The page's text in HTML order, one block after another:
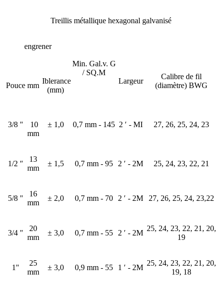
Treillis métallique hexagonal galvanisé
engrener
Min. Gal.v. G
/ SQ.M
Pouce mm
Iblerance
(mm)
Largeur
Calibre de fil
(diamètre) BWG
3/8 "
10
mm
± 1,0 0,7 mm - 145 2 ′ - MI 27, 26, 25, 24, 23
1/2 ″
13
mm
± 1,5 0,7 mm - 95 2 ′ - 2M 25, 24, 23, 22, 21
5/8 "
16
mm
± 2,0 0,7 mm - 70 2 ′ - 2M 27, 26, 25, 24, 23,22
3/4 "
20
mm
± 3,0 0,7 mm - 55 2 ′ - 2M
25, 24, 23, 22, 21, 20,
19
1"
25
mm
± 3,0 0,9 mm - 55 1 ′ - 2M
25, 24, 23, 22, 21, 20,
19, 18